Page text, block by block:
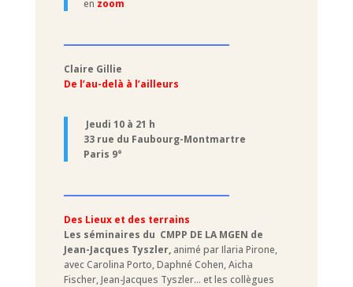
en zoom
–––––––––––––––––––––
Claire Gillie
De l’au-delà à l’ailleurs
Jeudi 10 à 21 h
33 rue du Faubourg-Montmartre
Paris 9°
–––––––––––––––––––––
Des Lieux et des terrains
Les séminaires du CMPP DE LA MGEN de
Jean-Jacques Tyszler, animé par Ilaria Pirone,
avec Carolina Porto, Daphné Cohen, Aicha
Fischer, Jean-Jacques Tyszler… et les collègues